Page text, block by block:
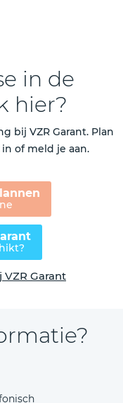
in de
hier?
bij VZR Garant. Plan
of meld je aan.
Garant